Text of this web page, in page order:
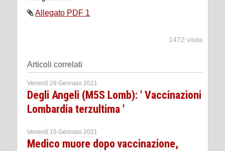
Allegato PDF 1
1472 visite
Articoli correlati
Venerdì 29 Gennaio 2021
Degli Angeli (M5S Lomb): ' Vaccinazioni
Lombardia terzultima '
Venerdì 15 Gennaio 2021
Medico muore dopo vaccinazione,